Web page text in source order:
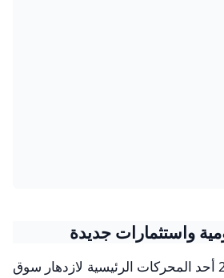
واستثمارات جديدة
تعد رؤية المملكة 2030 أحد المحركات الرئيسية لازدهار سوق